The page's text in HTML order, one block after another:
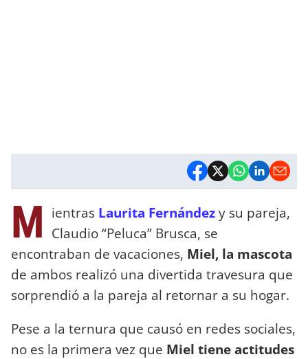
M ientras Laurita Fernándezy su pareja,
Claudio “Peluca” Brusca, se
encontraban de vacaciones, Miel, la mascota
de ambos realizó una divertida travesura que
sorprendió a la pareja al retornar a su hogar.
Pese a la ternura que causó en redes sociales,
no es la primera vez que Miel tiene actitudes